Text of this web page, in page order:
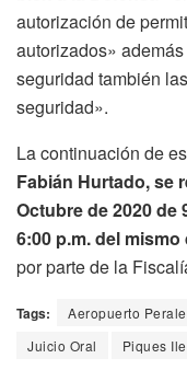
autorización de
autorizados»
seguridad también
seguridad».
La continuación de
Fabián Hurtado, se
Octubre de 2020 de
6:00 p.m. del mismo
por parte de la
Tags: Aeropuerto
Juicio Oral
Piques